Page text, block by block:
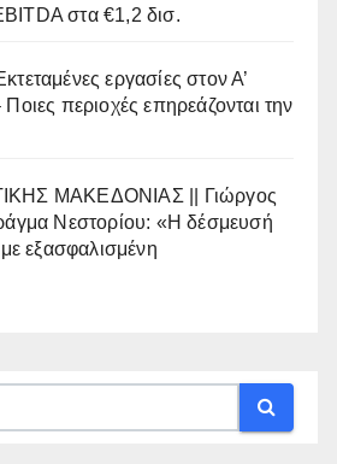
στα €1,2 δισ.
εργασίες στον Α’
περιοχές επηρεάζονται την
ΜΑΚΕΔΟΝΙΑΣ || Γιώργος
Νεστορίου: «Η δέσμευσή
εξασφαλισμένη